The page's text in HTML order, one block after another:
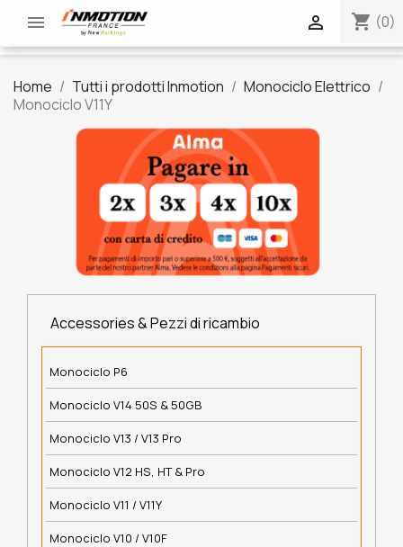
 shopping_cart (0)

Home Tutti i prodotti Inmotion
Monociclo Elettrico
Monociclo V11Y
Accessories & Pezzi di ricambio
Monociclo P6
Monociclo V14 50S & 50GB
Monociclo V13 / V13 Pro
Monociclo V12 HS, HT & Pro
Monociclo V11 / V11Y
Monociclo V10 / V10F